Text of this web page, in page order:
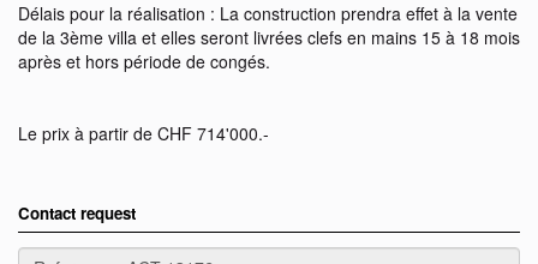
Délais pour la réalisation : La construction prendra effet à la vente
de la 3ème villa et elles seront livrées clefs en mains 15 à 18 mois
après et hors période de congés.
Le prix à partir de CHF 714'000.-
Contact request